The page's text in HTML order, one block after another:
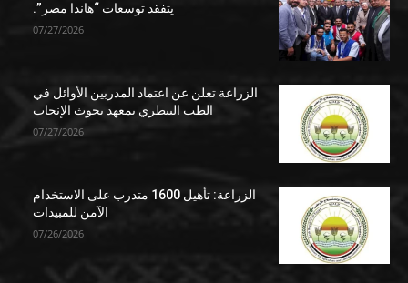
يتفقد توسعات “هاندا مصر”.
07/27/2026
الزراعة تعلن عن اعتماد المدربين الأوائل في
الطب البيطري بمعهد بحوث الإنجاب
07/27/2026
الزراعة: تأهيل 1600 متدرب على الاستخدام
الآمن للمبيدات
07/26/2026